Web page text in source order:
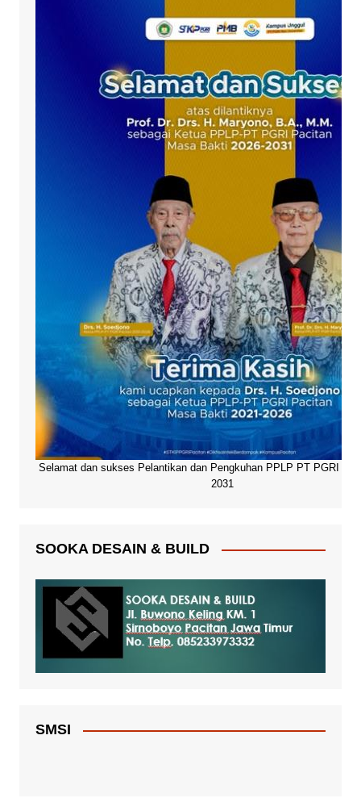
Selamat dan sukses Pelantikan dan Pengkuhan PPLP PT PGRI
2031
SOOKA DESAIN & BUILD
SMSI